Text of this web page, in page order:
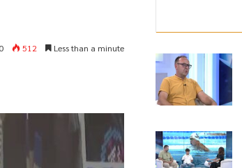
0 512 Less than a minute